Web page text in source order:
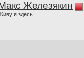
Железякин
я здесь